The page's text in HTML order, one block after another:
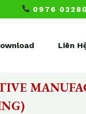
0976
Liên